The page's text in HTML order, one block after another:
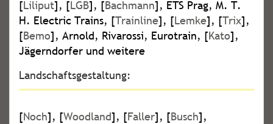
[Liliput], [LGB], [Bachmann], ETS Prag, M. T.
H. Electric Trains, [Trainline], [Lemke], [Trix],
[Bemo], Arnold, Rivarossi, Eurotrain, [Kato],
Jägerndorfer und weitere
Landschaftsgestaltung:
[Noch], [Woodland], [Faller], [Busch],